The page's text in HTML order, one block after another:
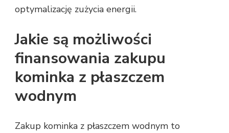
optymalizację zużycia energii.
Jakie są możliwości
finansowania zakupu
kominka z płaszczem
wodnym
Zakup kominka z płaszczem wodnym to